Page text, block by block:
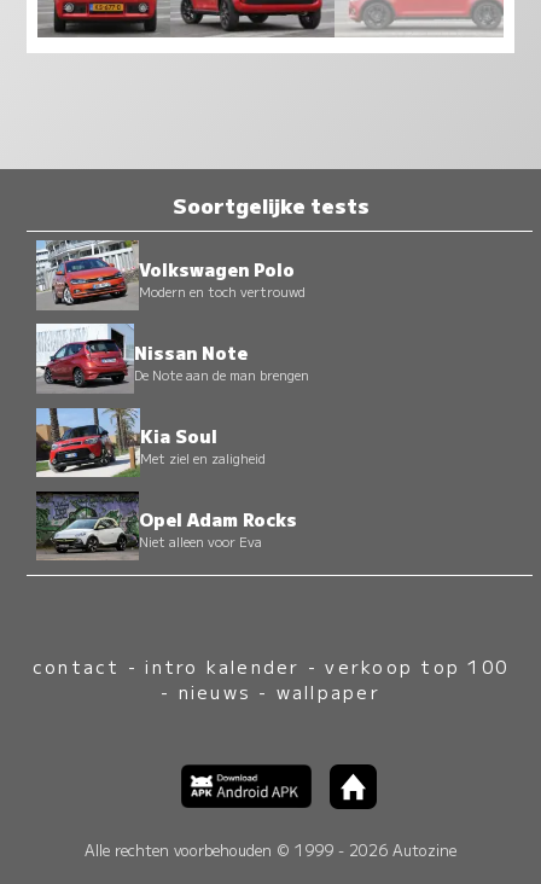
Soortgelijke tests
Volkswagen Polo
Modern en toch vertrouwd
Nissan Note
De Note aan de man brengen
Kia Soul
Met ziel en zaligheid
Opel Adam Rocks
Niet alleen voor Eva
contact -intro kalender -verkoop top 100
- nieuws - wallpaper
Alle rechten voorbehouden © 1999 - 2026 Autozine